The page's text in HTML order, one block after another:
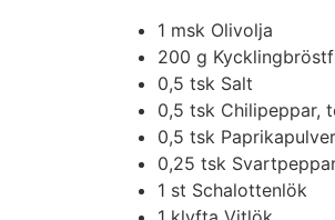
1 msk Olivolja
200 g
0,5 tsk Salt
0,5 tsk Chilipeppar,
0,5 tsk Paprikapulver
0,25 tsk
1 st Schalottenlök